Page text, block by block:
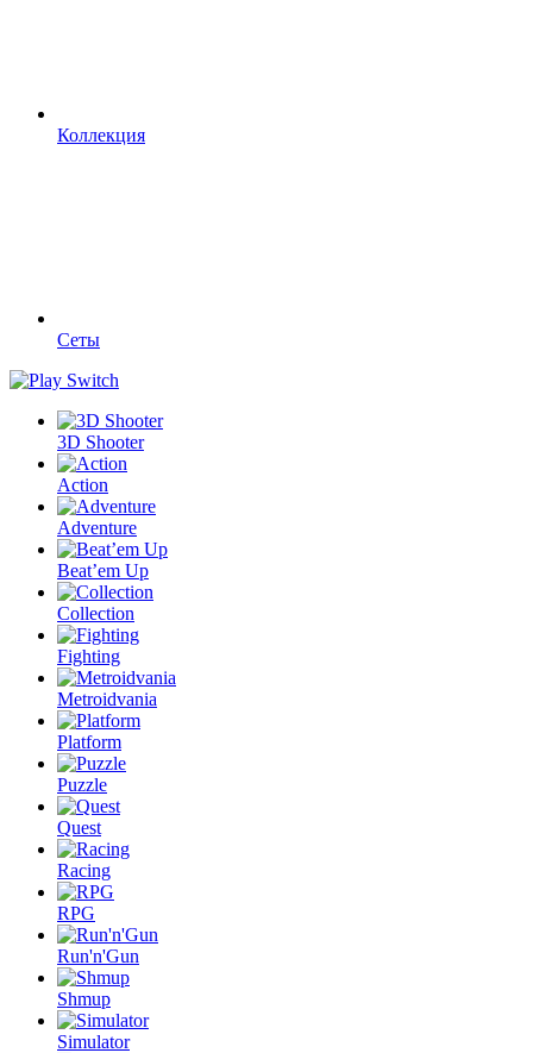
Коллекция
Сеты
3D Shooter
Action
Adventure
Beat’em Up
Collection
Fighting
Metroidvania
Platform
Puzzle
Quest
Racing
RPG
Run'n'Gun
Shmup
Simulator